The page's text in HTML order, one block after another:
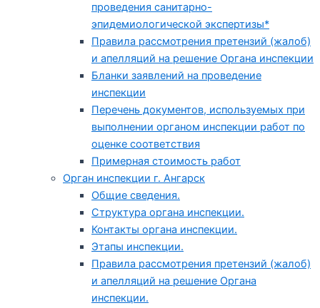
проведения санитарно-
эпидемиологической экспертизы*
Правила рассмотрения претензий (жалоб)
и апелляций на решение Органа инспекции
Бланки заявлений на проведение
инспекции
Перечень документов, используемых при
выполнении органом инспекции работ по
оценке соответствия
Примерная стоимость работ
Орган инспекции г. Ангарск
Общие сведения.
Структура органа инспекции.
Контакты органа инспекции.
Этапы инспекции.
Правила рассмотрения претензий (жалоб)
и апелляций на решение Органа
инспекции.